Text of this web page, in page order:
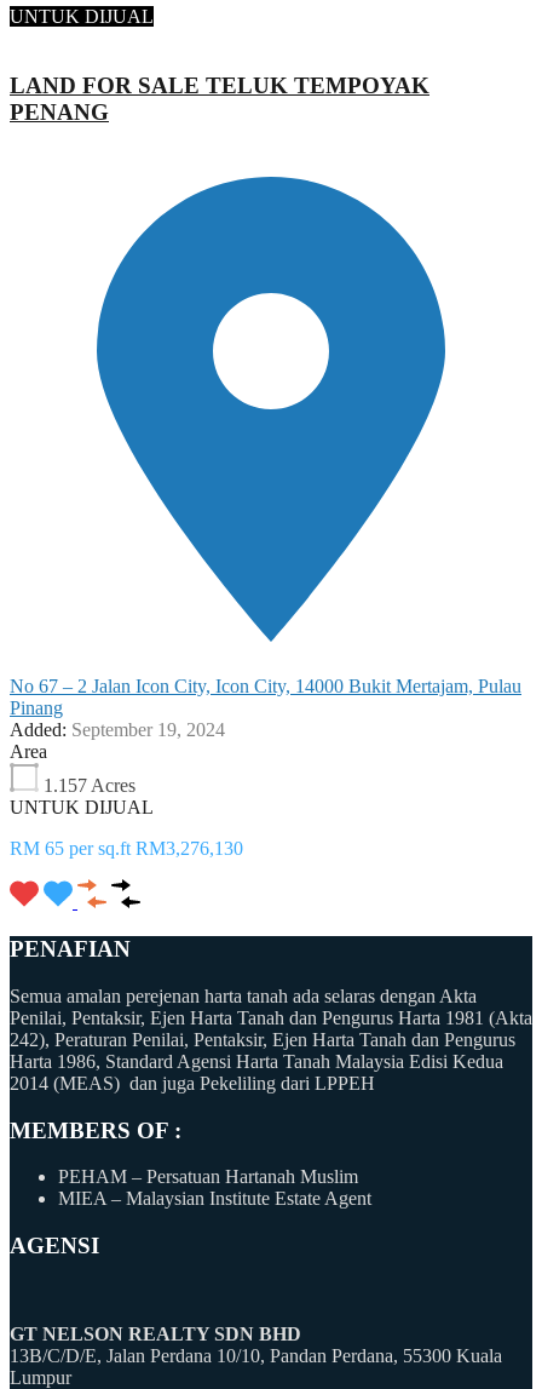
UNTUK DIJUAL
LAND FOR SALE TELUK TEMPOYAK
PENANG
No 67 – 2 Jalan Icon City, Icon City, 14000 Bukit Mertajam, Pulau
Pinang
Added: September 19, 2024
Area
1.157 Acres
UNTUK DIJUAL
RM 65 per sq.ft RM3,276,130
PENAFIAN
Semua amalan perejenan harta tanah ada selaras dengan Akta
Penilai, Pentaksir, Ejen Harta Tanah dan Pengurus Harta 1981 (Akta
242), Peraturan Penilai, Pentaksir, Ejen Harta Tanah dan Pengurus
Harta 1986, Standard Agensi Harta Tanah Malaysia Edisi Kedua
2014 (MEAS) dan juga Pekeliling dari LPPEH
MEMBERS OF :
PEHAM – Persatuan Hartanah Muslim
MIEA – Malaysian Institute Estate Agent
AGENSI
GT NELSON REALTY SDN BHD
13B/C/D/E, Jalan Perdana 10/10, Pandan Perdana, 55300 Kuala
Lumpur